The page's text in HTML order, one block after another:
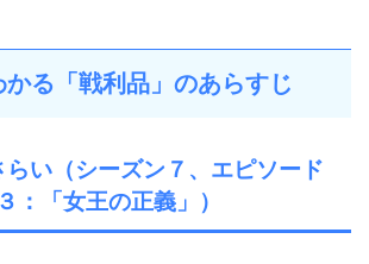
かる「戦利品」のあらすじ
らい（シーズン７、エピソード
３：「女王の正義」）